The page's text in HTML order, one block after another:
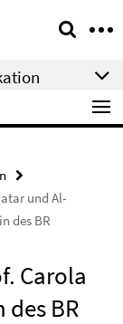
und Al-
des BR
Carola
BR